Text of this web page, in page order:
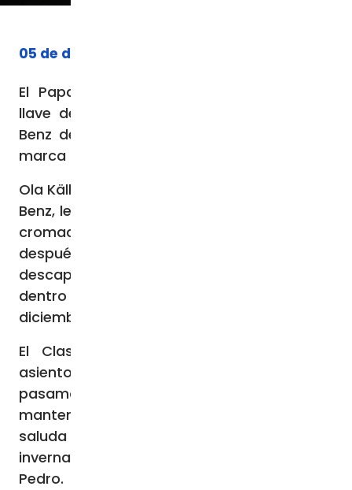
05 de diciembre de 2024
El Papa Francisco recibió el miércoles la
llave de un nuevo “papamóvil” Mercedes-
Benz de manos del director general de la
marca alemana de automóviles de lujo.
Ola Källenius, director general de Mercedes-
Benz, le entregó al Papa un llavero blanco y
cromado dentro de una caja blanca
después de mostrar el nuevo vehículo
descapotable en un estacionamiento
dentro de la Ciudad del Vaticano, el 4 de
diciembre.
El Clase G modificado cuenta con un
asiento giratorio con calefacción y un
pasamanos con calefacción para
mantener al Papa abrigado mientras
saluda a los peregrinos durante los paseos
invernales alrededor de la Plaza de San
Pedro.